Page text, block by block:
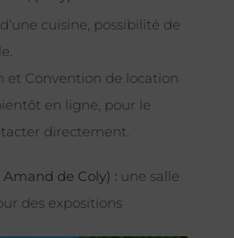
cuisine, possibilité de
et Convention de location
en ligne, pour le
directement.
de Coly) : une salle
des expositions